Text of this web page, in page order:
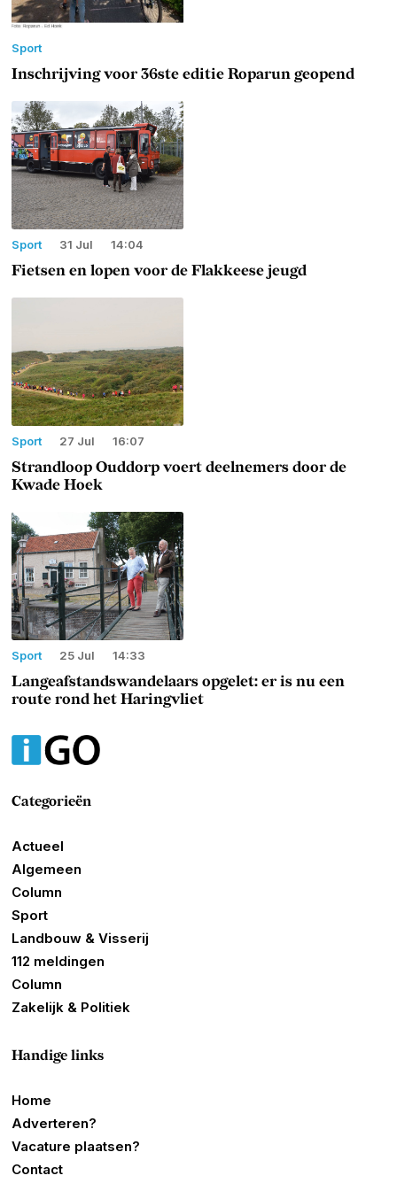
Sport
Inschrijving voor 36ste editie Roparun geopend
Sport 31 Jul 14:04
Fietsen en lopen voor de Flakkeese jeugd
Sport 27 Jul 16:07
Strandloop Ouddorp voert deelnemers door de
Kwade Hoek
Sport 25 Jul 14:33
Langeafstandswandelaars opgelet: er is nu een
route rond het Haringvliet
Categorieën
Actueel
Algemeen
Column
Sport
Landbouw & Visserij
112 meldingen
Column
Zakelijk & Politiek
Handige links
Home
Adverteren?
Vacature plaatsen?
Contact